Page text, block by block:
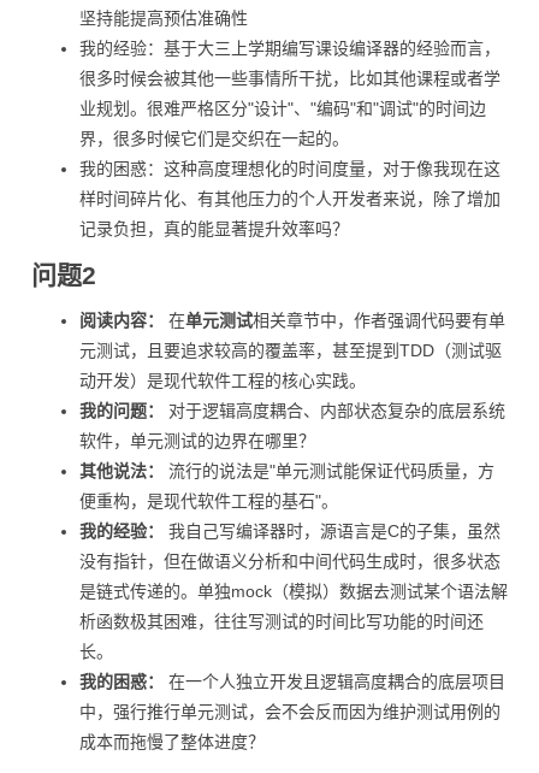
坚持能提高预估准确性
我的经验：基于大三上学期编写课设编译器的经验而言，
很多时候会被其他一些事情所干扰，比如其他课程或者学
业规划。很难严格区分"设计"、"编码"和"调试"的时间边
界，很多时候它们是交织在一起的。
我的困惑：这种高度理想化的时间度量，对于像我现在这
样时间碎片化、有其他压力的个人开发者来说，除了增加
记录负担，真的能显著提升效率吗？
问题2
阅读内容： 在单元测试相关章节中，作者强调代码要有单
元测试，且要追求较高的覆盖率，甚至提到TDD（测试驱
动开发）是现代软件工程的核心实践。
我的问题：
对于逻辑高度耦合、内部状态复杂的底层系统
软件，单元测试的边界在哪里？
其他说法：
流行的说法是"单元测试能保证代码质量，方
便重构，是现代软件工程的基石"。
我的经验：
我自己写编译器时，源语言是C的子集，虽然
没有指针，但在做语义分析和中间代码生成时，很多状态
是链式传递的。单独mock（模拟）数据去测试某个语法解
析函数极其困难，往往写测试的时间比写功能的时间还
长。
我的困惑：
在一个人独立开发且逻辑高度耦合的底层项目
中，强行推行单元测试，会不会反而因为维护测试用例的
成本而拖慢了整体进度？